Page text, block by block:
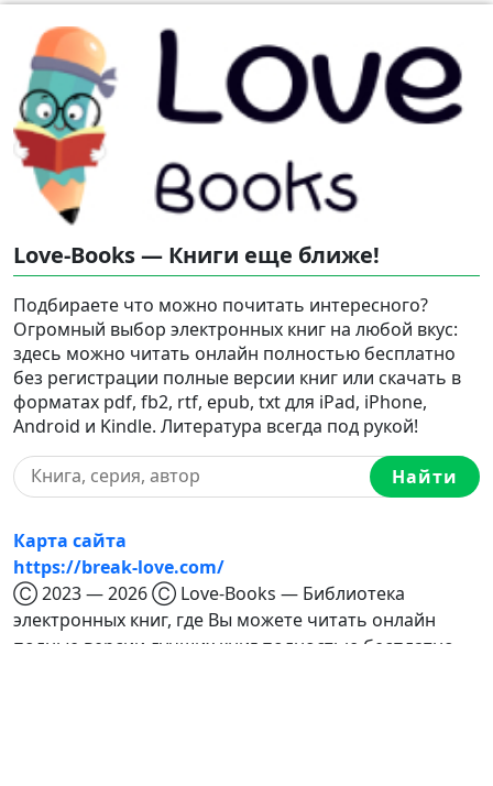
Love-Books — Книги еще ближе!
Подбираете что можно почитать интересного?
Огромный выбор электронных книг на любой вкус:
здесь можно читать онлайн полностью бесплатно
без регистрации полные версии книг или скачать в
форматах pdf, fb2, rtf, epub, txt для iPad, iPhone,
Android и Kindle. Литература всегда под рукой!
Найти
Карта сайта
https://break-love.com/
Ⓒ 2023 — 2026 Ⓒ Love-Books — Библиотека
электронных книг, где Вы можете читать онлайн
полные версии лучших книг полностью бесплатно